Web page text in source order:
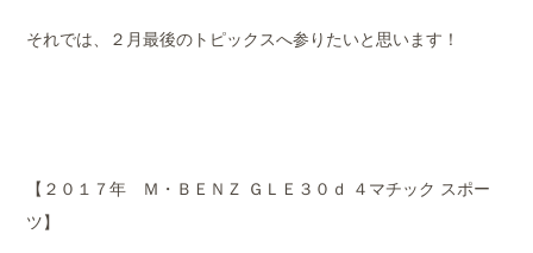
それでは、２月最後のトピックスへ参りたいと思います！
【２０１７年 Ｍ・ＢＥＮＺ ＧＬＥ３０ｄ ４マチック スポー
ツ】